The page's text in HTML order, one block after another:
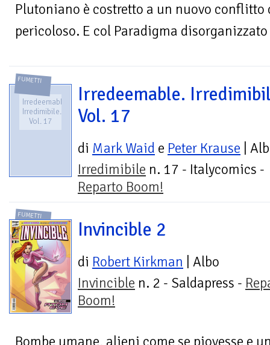
Plutoniano è costretto a un nuovo
pericoloso. E col Paradigma
FUMETTI
Irredeemable.
Irredimibile.
Vol. 17
Irredeemable.
Vol. 17
di Mark Waid e Peter Krause |
Irredimibile n. 17 - Italycomics -
Reparto Boom!
FUMETTI
Invincible 2
di Robert Kirkman | Albo
Invincible n. 2 - Saldapress -
Boom!